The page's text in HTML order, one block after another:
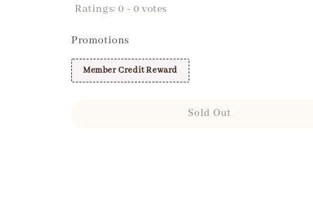
Ratings:0 - 0 votes
Promotions
Member Credit Reward
Sold Out